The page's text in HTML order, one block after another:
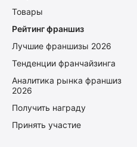
Товары
Рейтинг франшиз
Лучшие франшизы 2026
Тенденции франчайзинга
Аналитика рынка франшиз
2026
Получить награду
Принять участие